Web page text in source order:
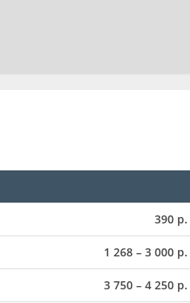
390 р.
1 268 – 3 000 р.
3 750 – 4 250 р.